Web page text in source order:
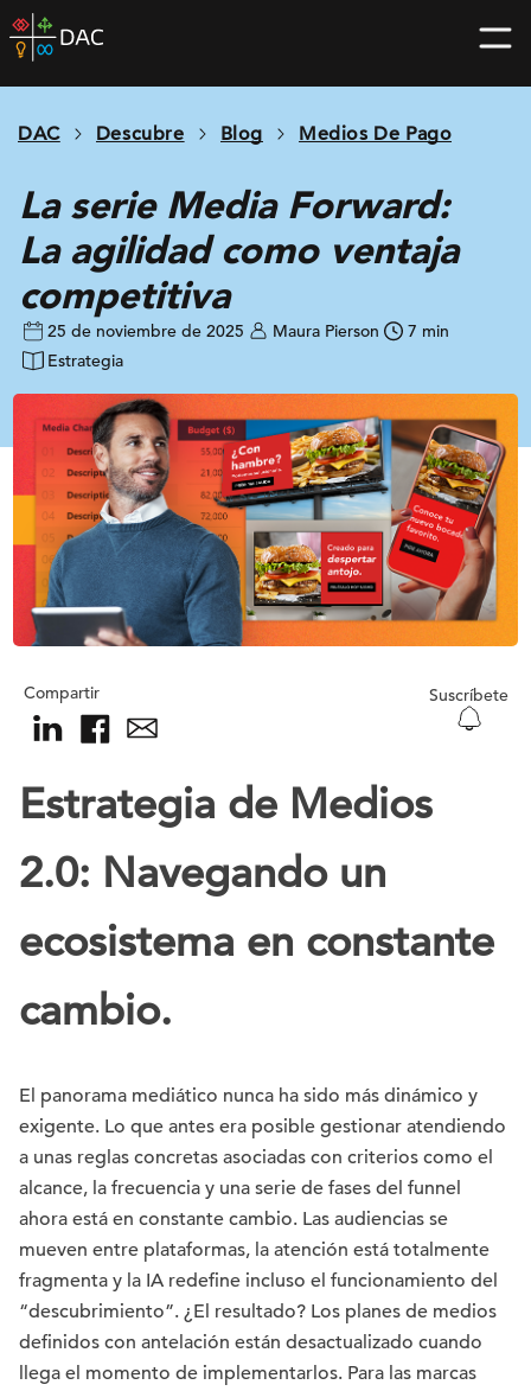
Skip
to
home
DAC Descubre Blog Medios De Pago
La serie Media Forward:
La agilidad como ventaja
competitiva
25 de noviembre de 2025 Maura Pierson
7 min
Estrategia
Compartir Suscríbete
Estrategia de Medios
2.0: Navegando un
ecosistema en constante
cambio.
El panorama mediático nunca ha sido más dinámico y
exigente. Lo que antes era posible gestionar atendiendo
a unas reglas concretas asociadas con criterios como el
alcance, la frecuencia y una serie de fases del funnel
ahora está en constante cambio. Las audiencias se
mueven entre plataformas, la atención está totalmente
fragmenta y la IA redefine incluso el funcionamiento del
“descubrimiento”. ¿El resultado? Los planes de medios
definidos con antelación están desactualizado cuando
llega el momento de implementarlos. Para las marcas